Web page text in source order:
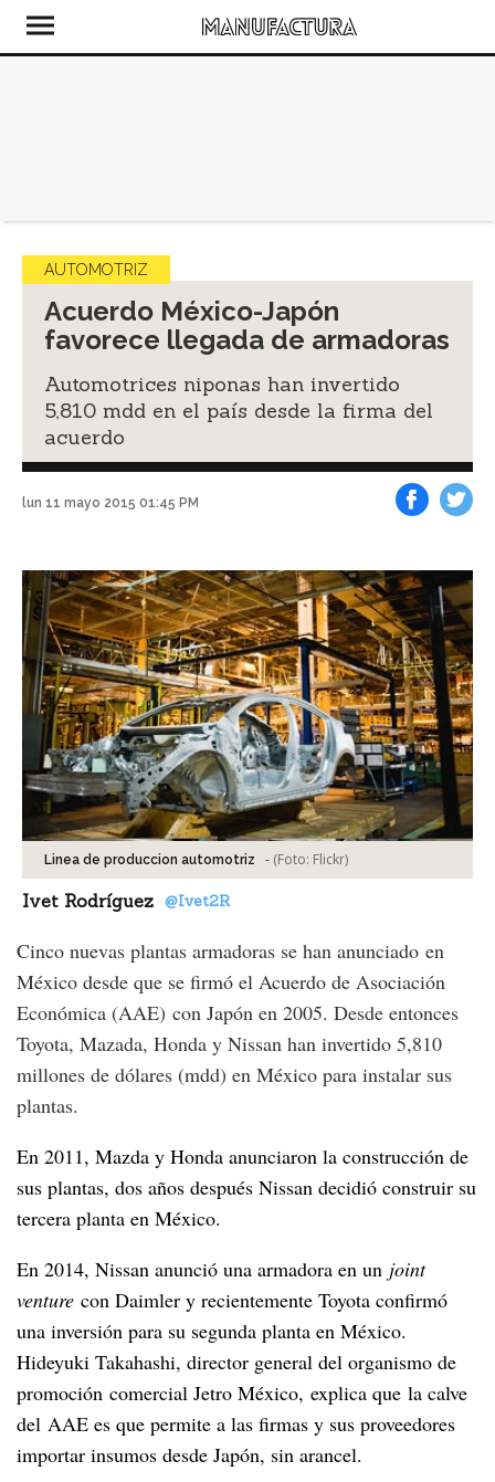
AUTOMOTRIZ
Acuerdo México-Japón
favorece llegada de armadoras
Automotrices niponas han invertido
5,810 mdd en el país desde la firma del
acuerdo
lun 11 mayo 2015 01:45 PM
Linea de produccion automotriz - (Foto: Flickr)
Ivet Rodríguez @Ivet2R
Cinco nuevas plantas armadoras se han anunciado en
México desde que se firmó el Acuerdo de Asociación
Económica (AAE) con Japón en 2005. Desde entonces
Toyota, Mazada, Honda y Nissan han invertido 5,810
millones de dólares (mdd) en México para instalar sus
plantas.
En 2011, Mazda y Honda anunciaron la construcción de
sus plantas, dos años después Nissan decidió construir su
tercera planta en México.
En 2014, Nissan anunció una armadora en un joint
venture con Daimler y recientemente Toyota confirmó
una inversión para su segunda planta en México.
Hideyuki Takahashi, director general del organismo de
promoción comercial Jetro México, explica que la calve
del AAE es que permite a las firmas y sus proveedores
importar insumos desde Japón, sin arancel.